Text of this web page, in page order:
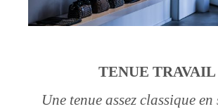
TENUE TRAVAIL
Une tenue assez classique